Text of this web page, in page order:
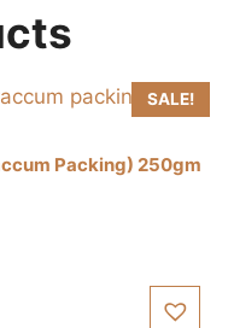
SALE!
Packing) 250gm